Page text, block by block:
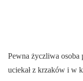
Pewna życzliwa osoba
uciekał z krzaków i w